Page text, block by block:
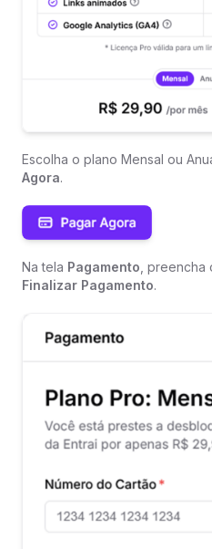
Escolha o plano Mensal ou
Agora.
Na tela Pagamento, preencha
Finalizar Pagamento.